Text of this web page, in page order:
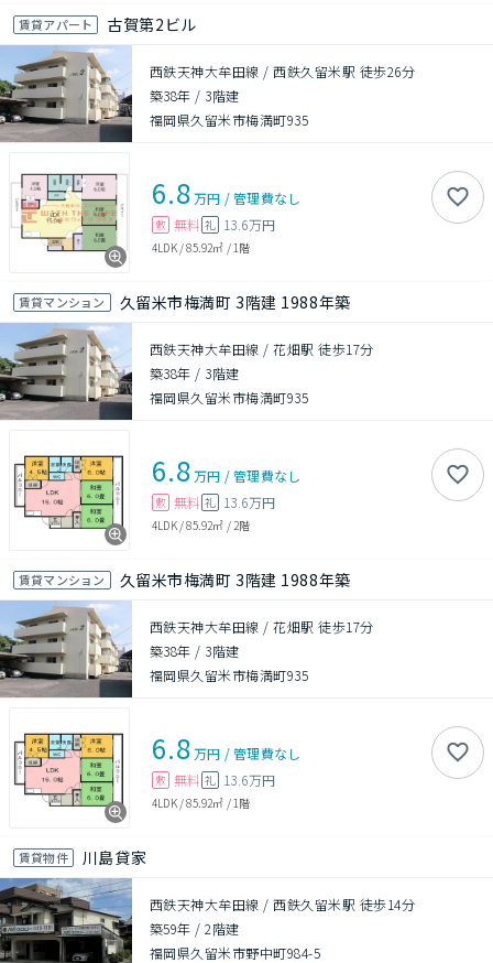
賃貸アパート 古賀第2ビル
西鉄天神大牟田線 / 西鉄久留米駅 徒歩26分
築38年 / 3階建
福岡県久留米市梅満町935
6.8万円 /管理費なし
敷 無料 礼 13.6万円
4LDK/85.92㎡ / 1階
賃貸マンション 久留米市梅満町 3階建 1988年築
西鉄天神大牟田線 / 花畑駅 徒歩17分
築38年 / 3階建
福岡県久留米市梅満町935
6.8万円 /管理費なし
敷 無料 礼 13.6万円
4LDK/85.92㎡ / 2階
賃貸マンション 久留米市梅満町 3階建 1988年築
西鉄天神大牟田線 / 花畑駅 徒歩17分
築38年 / 3階建
福岡県久留米市梅満町935
6.8万円 /管理費なし
敷 無料 礼 13.6万円
4LDK/85.92㎡ / 1階
賃貸物件 川島貸家
西鉄天神大牟田線 / 西鉄久留米駅 徒歩14分
築59年 /2階建
福岡県久留米市野中町984-5